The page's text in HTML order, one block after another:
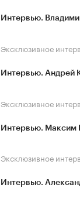
Интервью.
Эксклюзивное
Интервью. Андрей
Эксклюзивное
Интервью. Максим
Эксклюзивное
Интервью.